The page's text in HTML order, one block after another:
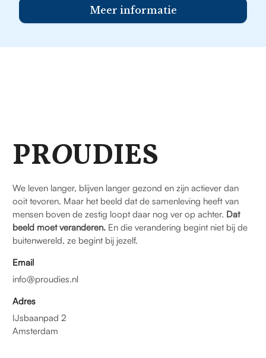
Meer informatie
PROUDIES
We leven langer, blijven langer gezond en zijn actiever dan
ooit tevoren. Maar het beeld dat de samenleving heeft van
mensen boven de zestig loopt daar nog ver op achter. Dat
beeld moet veranderen. En die verandering begint niet bij de
buitenwereld, ze begint bij jezelf.
Email
info@proudies.nl
Adres
IJsbaanpad 2
Amsterdam